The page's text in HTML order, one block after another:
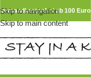
Skip to navigation
Skip to main content
Versandkostenfrei ab 100 Euro